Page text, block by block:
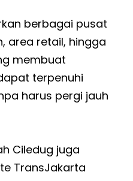
berbagai pusat
area retail, hingga
membuat
terpenuhi
harus pergi jauh
Ciledug juga
TransJakarta